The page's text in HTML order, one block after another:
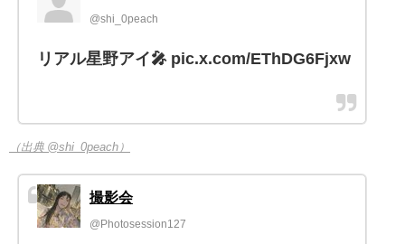
@shi_0peach
リアル星野アイ🎤 pic.x.com/EThDG6Fjxw
（出典 @shi_0peach）
撮影会
@Photosession127